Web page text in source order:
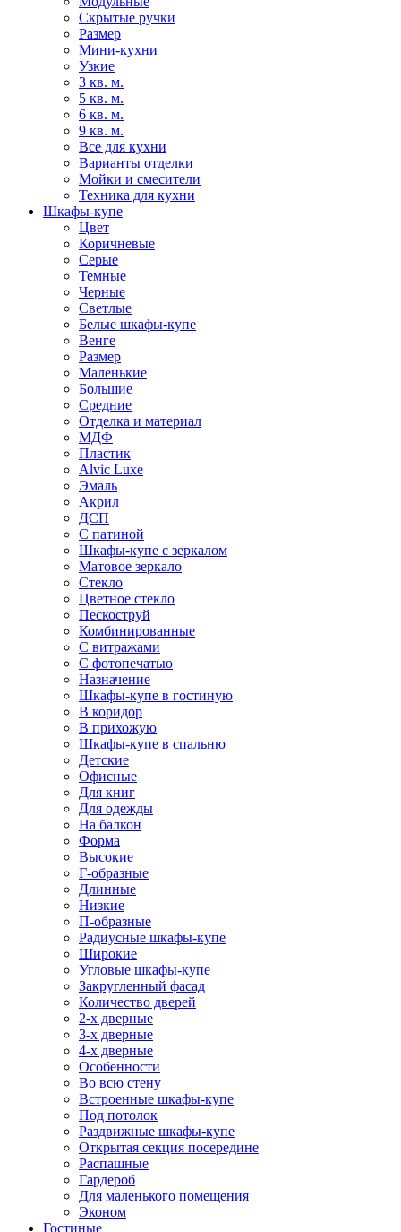
Скрытые ручки
Размер
Мини-кухни
Узкие
3 кв. м.
5 кв. м.
6 кв. м.
9 кв. м.
Все для кухни
Варианты отделки
Мойки и смесители
Техника для кухни
Шкафы-купе
Цвет
Коричневые
Серые
Темные
Черные
Светлые
Белые шкафы-купе
Венге
Размер
Маленькие
Большие
Средние
Отделка и материал
МДФ
Пластик
Alvic Luxe
Эмаль
Акрил
ДСП
С патиной
Шкафы-купе с зеркалом
Матовое зеркало
Стекло
Цветное стекло
Пескоструй
Комбинированные
С витражами
С фотопечатью
Назначение
Шкафы-купе в гостиную
В коридор
В прихожую
Шкафы-купе в спальню
Детские
Офисные
Для книг
Для одежды
На балкон
Форма
Высокие
Г-образные
Длинные
Низкие
П-образные
Радиусные шкафы-купе
Широкие
Угловые шкафы-купе
Закругленный фасад
Количество дверей
2-х дверные
3-х дверные
4-х дверные
Особенности
Во всю стену
Встроенные шкафы-купе
Под потолок
Раздвижные шкафы-купе
Открытая секция посередине
Распашные
Гардероб
Для маленького помещения
Эконом
Гостиные